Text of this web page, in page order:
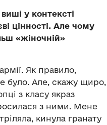
у контексті
цінності. Але чому
«жіночній»
Як правило,
було. Але, скажу щиро,
з класу якраз
з ними. Мене
кинула гранату